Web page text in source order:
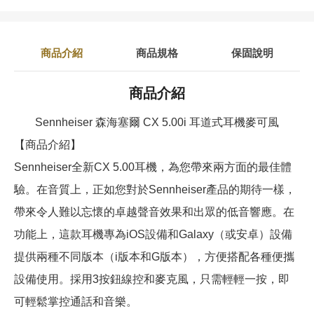
商品介紹 商品規格 保固說明
商品介紹
Sennheiser 森海塞爾 CX 5.00i 耳道式耳機麥可風
【商品介紹】
Sennheiser全新CX 5.00耳機，為您帶來兩方面的最佳體
驗。在音質上，正如您對於Sennheiser產品的期待一樣，
帶來令人難以忘懷的卓越聲音效果和出眾的低音響應。在
功能上，這款耳機專為iOS設備和Galaxy（或安卓）設備
提供兩種不同版本（i版本和G版本），方便搭配各種便攜
設備使用。採用3按鈕線控和麥克風，只需輕輕一按，即
可輕鬆掌控通話和音樂。